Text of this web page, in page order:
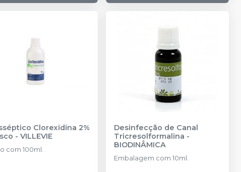
Clorexidina 2%
- VILLEVIE
com 100ml.
Desinfecção de Canal
Tricresolformalina -
BIODINÂMICA
Embalagem com 10ml.